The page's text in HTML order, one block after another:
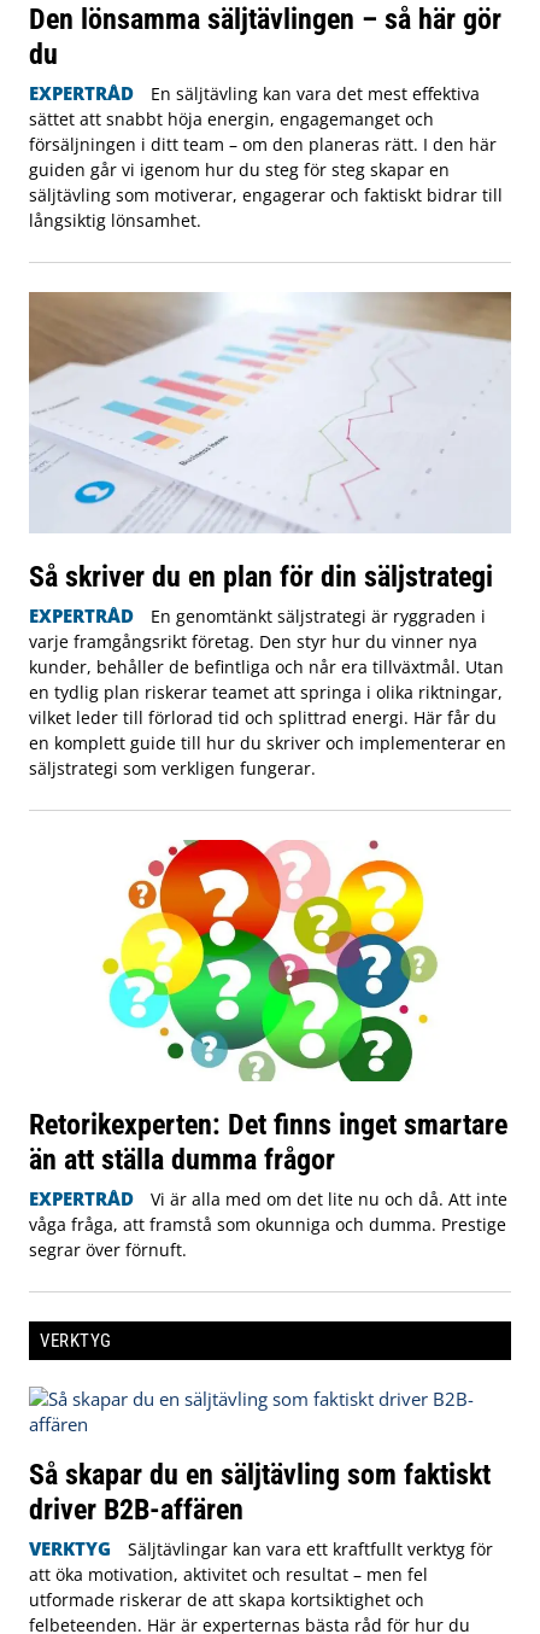
Den lönsamma säljtävlingen – så här gör
du
EXPERTRÅD
En säljtävling kan vara det mest effektiva
sättet att snabbt höja energin, engagemanget och
försäljningen i ditt team – om den planeras rätt. I den här
guiden går vi igenom hur du steg för steg skapar en
säljtävling som motiverar, engagerar och faktiskt bidrar till
långsiktig lönsamhet.
Så skriver du en plan för din säljstrategi
EXPERTRÅD
En genomtänkt säljstrategi är ryggraden i
varje framgångsrikt företag. Den styr hur du vinner nya
kunder, behåller de befintliga och når era tillväxtmål. Utan
en tydlig plan riskerar teamet att springa i olika riktningar,
vilket leder till förlorad tid och splittrad energi. Här får du
en komplett guide till hur du skriver och implementerar en
säljstrategi som verkligen fungerar.
Retorikexperten: Det finns inget smartare
än att ställa dumma frågor
EXPERTRÅD
Vi är alla med om det lite nu och då. Att inte
våga fråga, att framstå som okunniga och dumma. Prestige
segrar över förnuft.
VERKTYG
Så skapar du en säljtävling som faktiskt
driver B2B-affären
VERKTYG
Säljtävlingar kan vara ett kraftfullt verktyg för
att öka motivation, aktivitet och resultat – men fel
utformade riskerar de att skapa kortsiktighet och
felbeteenden. Här är experternas bästa råd för hur du